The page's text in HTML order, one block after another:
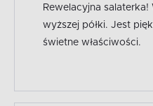
Rewelacyjna
wyższej półki. Jest
świetne właściwości.